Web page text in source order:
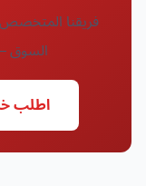
فريقنا
السوق
اطلب